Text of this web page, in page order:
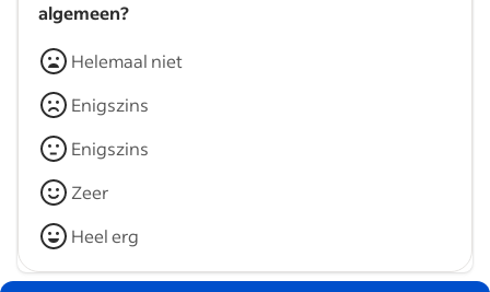
algemeen?
Helemaal niet
Enigszins
Enigszins
Zeer
Heel erg